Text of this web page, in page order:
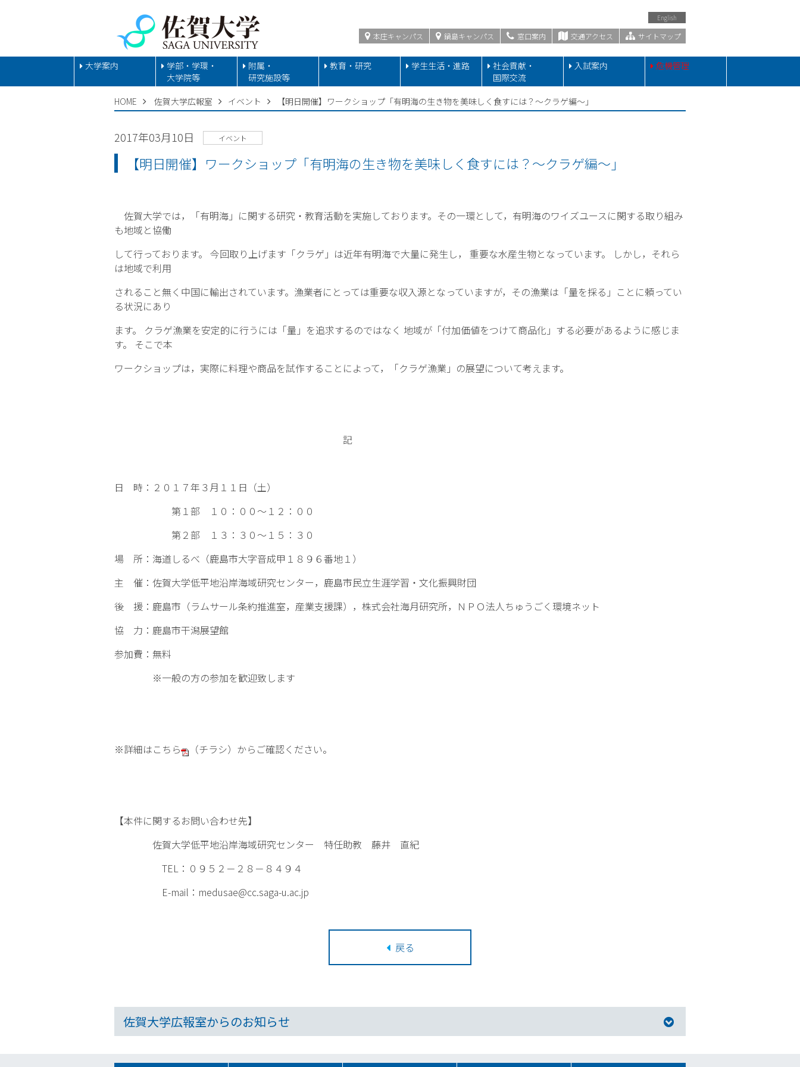
English
本庄キャンパス 鍋島キャンパス 窓口案内 交通アクセス サイトマップ
大学案内
学部・学環・
大学院等
附属・
研究施設等
教育・研究 学生生活・進路
社会貢献・
国際交流
入試案内 危機管理
HOME 佐賀大学広報室 イベント 【明日開催】ワークショップ「有明海の生き物を美味しく食すには？～クラゲ編～」
2017年03月10日 イベント
【明日開催】ワークショップ「有明海の生き物を美味しく食すには？～クラゲ編～」
佐賀大学では，「有明海」に関する研究・教育活動を実施しております。その一環として，有明海のワイズユースに関する取り組み
も地域と協働
して行っております。 今回取り上げます「クラゲ」は近年有明海で大量に発生し， 重要な水産生物となっています。 しかし，それら
は地域で利用
されること無く中国に輸出されています。漁業者にとっては重要な収入源となっていますが，その漁業は「量を採る」ことに頼ってい
る状況にあり
ます。 クラゲ漁業を安定的に行うには「量」を追求するのではなく 地域が「付加価値をつけて商品化」する必要があるように感じま
す。 そこで本
ワークショップは，実際に料理や商品を試作することによって，「クラゲ漁業」の展望について考えます。
記
日 時：２０１７年３月１１日（土）
第１部 １０：００～１２：００
第２部 １３：３０～１５：３０
場 所：海道しるべ（鹿島市大字音成甲１８９６番地１）
主 催：佐賀大学低平地沿岸海域研究センター，鹿島市民立生涯学習・文化振興財団
後 援：鹿島市（ラムサール条約推進室，産業支援課），株式会社海月研究所，ＮＰＯ法人ちゅうごく環境ネット
協 力：鹿島市干潟展望館
参加費：無料
※一般の方の参加を歓迎致します
※詳細はこちら （チラシ）からご確認ください。
【本件に関するお問い合わせ先】
佐賀大学低平地沿岸海域研究センター 特任助教 藤井 直紀
TEL：０９５２－２８－８４９４
E-mail： medusae@cc.saga-u.ac.jp
戻る
佐賀大学広報室からのお知らせ